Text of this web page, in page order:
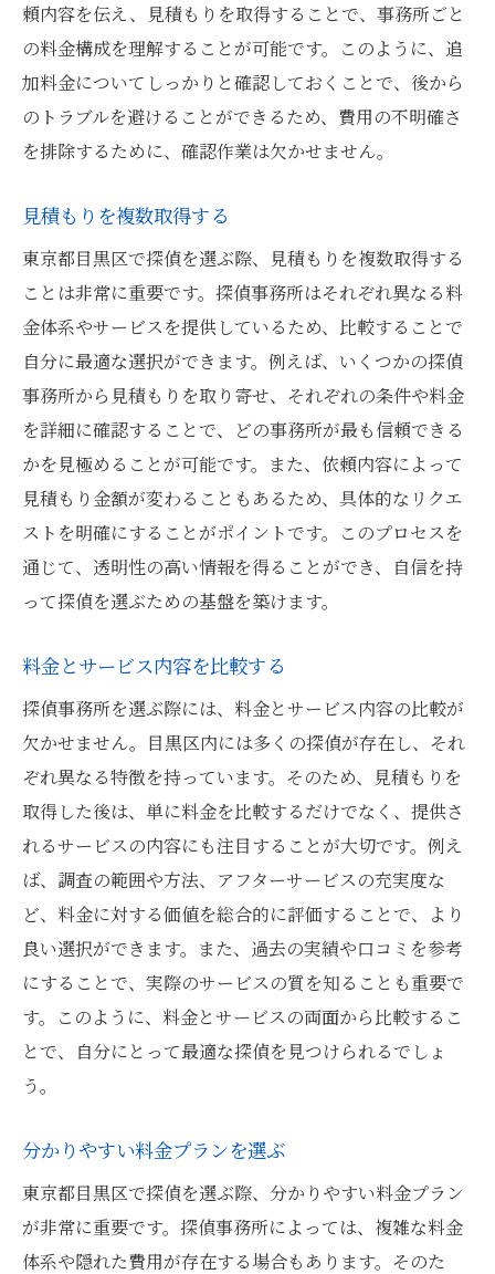
サービス内容の詳細を確認する
契約前にサービス内容を理解する
オプションサービスの有無を確認する
自分のニーズに合ったサービスを選ぶ
理由
プライバシーポリシーの確認
個人情報の取り扱い方をチェック
データ保護対策の有無を確認
プライバシー保護の重要性
探偵事務所のセキュリティ対策
安心して依頼するために必要なこと
各事務所の特徴を理解する
料金面での比較ポイント
口コミと評価の比較
信頼性の高い事務所を見極める
総合的に比較検討する方法
頼内容を伝え、見積もりを取得することで、事務所ごと
の料金構成を理解することが可能です。このように、追
加料金についてしっかりと確認しておくことで、後から
のトラブルを避けることができるため、費用の不明確さ
を排除するために、確認作業は欠かせません。
見積もりを複数取得する
東京都目黒区で探偵を選ぶ際、見積もりを複数取得する
ことは非常に重要です。探偵事務所はそれぞれ異なる料
金体系やサービスを提供しているため、比較することで
自分に最適な選択ができます。例えば、いくつかの探偵
事務所から見積もりを取り寄せ、それぞれの条件や料金
を詳細に確認することで、どの事務所が最も信頼できる
かを見極めることが可能です。また、依頼内容によって
見積もり金額が変わることもあるため、具体的なリクエ
ストを明確にすることがポイントです。このプロセスを
通じて、透明性の高い情報を得ることができ、自信を持
って探偵を選ぶための基盤を築けます。
料金とサービス内容を比較する
探偵事務所を選ぶ際には、料金とサービス内容の比較が
欠かせません。目黒区内には多くの探偵が存在し、それ
ぞれ異なる特徴を持っています。そのため、見積もりを
取得した後は、単に料金を比較するだけでなく、提供さ
れるサービスの内容にも注目することが大切です。例え
ば、調査の範囲や方法、アフターサービスの充実度な
ど、料金に対する価値を総合的に評価することで、より
良い選択ができます。また、過去の実績や口コミを参考
にすることで、実際のサービスの質を知ることも重要で
す。このように、料金とサービスの両面から比較するこ
とで、自分にとって最適な探偵を見つけられるでしょ
う。
分かりやすい料金プランを選ぶ
東京都目黒区で探偵を選ぶ際、分かりやすい料金プラン
が非常に重要です。探偵事務所によっては、複雑な料金
体系や隠れた費用が存在する場合もあります。そのた